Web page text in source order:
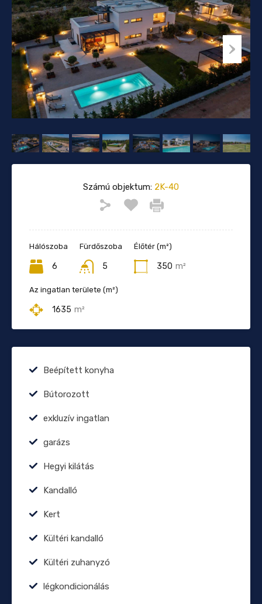
Számú objektum: 2K-40
Hálószoba
6
Fürdőszoba
5
Élőtér (m²)
350 m²
Az ingatlan területe (m²)
1635 m²
Beépített konyha
Bútorozott
exkluzív ingatlan
garázs
Hegyi kilátás
Kandalló
Kert
Kültéri kandalló
Kültéri zuhanyzó
légkondicionálás